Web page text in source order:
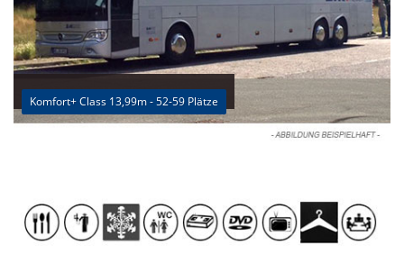
Komfort+ Class 13,99m - 52-59 Plätze